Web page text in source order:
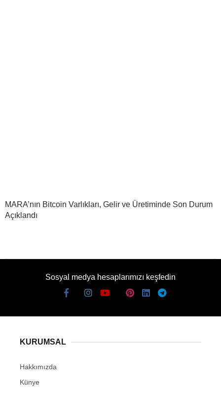
MARA’nın Bitcoin Varlıkları, Gelir ve Üretiminde Son Durum
Açıklandı
Sosyal medya hesaplarımızı keşfedin
KURUMSAL
Hakkımızda
Künye